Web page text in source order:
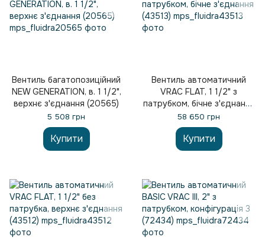
Вентиль багатопозиційний
NEW GENERATION, в. 1 1/2",
верхнє з'єднання (20565)
5 508 грн
Купити
Вентиль автоматичний
VRAC FLAT, 1 1/2" з
патрубком, бічне з'єднання
(43513)
58 650 грн
Купити